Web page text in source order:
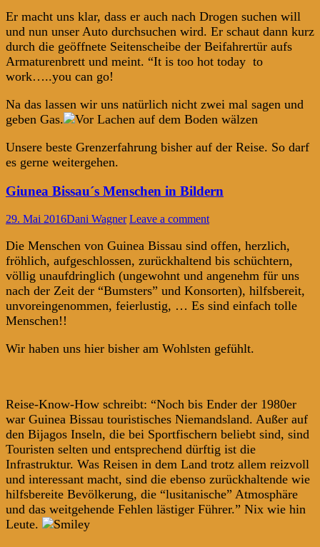
Er macht uns klar, dass er auch nach Drogen suchen will
und nun unser Auto durchsuchen wird. Er schaut dann kurz
durch die geöffnete Seitenscheibe der Beifahrertür aufs
Armaturenbrett und meint. “It is too hot today to
work…..you can go!
Na das lassen wir uns natürlich nicht zwei mal sagen und
geben Gas.
Unsere beste Grenzerfahrung bisher auf der Reise. So darf
es gerne weitergehen.
Giunea Bissau´s Menschen in Bildern
29. Mai 2016Dani Wagner Leave a comment
Die Menschen von Guinea Bissau sind offen, herzlich,
fröhlich, aufgeschlossen, zurückhaltend bis schüchtern,
völlig unaufdringlich (ungewohnt und angenehm für uns
nach der Zeit der “Bumsters” und Konsorten), hilfsbereit,
unvoreingenommen, feierlustig, … Es sind einfach tolle
Menschen!!
Wir haben uns hier bisher am Wohlsten gefühlt.
Reise-Know-How schreibt: “Noch bis Ender der 1980er
war Guinea Bissau touristisches Niemandsland. Außer auf
den Bijagos Inseln, die bei Sportfischern beliebt sind, sind
Touristen selten und entsprechend dürftig ist die
Infrastruktur. Was Reisen in dem Land trotz allem reizvoll
und interessant macht, sind die ebenso zurückhaltende wie
hilfsbereite Bevölkerung, die “lusitanische” Atmosphäre
und das weitgehende Fehlen lästiger Führer.” Nix wie hin
Leute.